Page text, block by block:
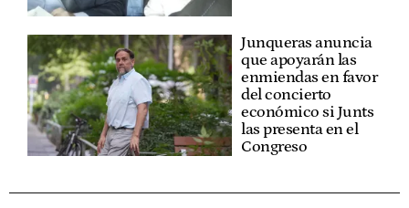
Junqueras anuncia
que apoyarán las
enmiendas en favor
del concierto
económico si Junts
las presenta en el
Congreso